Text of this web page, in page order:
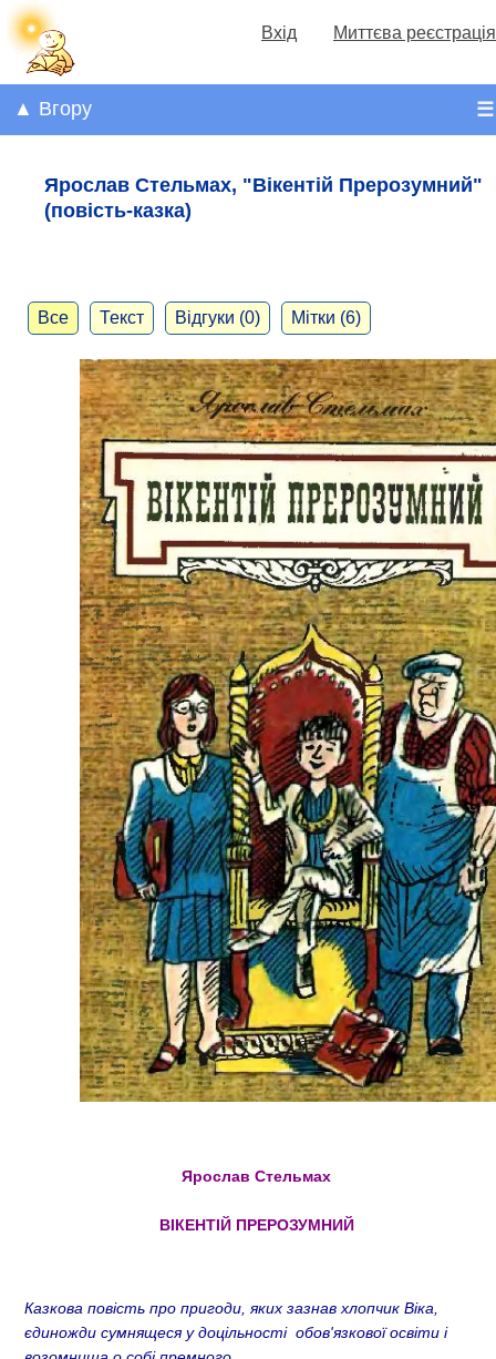
Вхід Миттєва реєстрація
☰
▲ Вгору
Ярослав Стельмах, "Вікентій Прерозумний"
(повість-казка)
Все Текст Відгуки (0) Мітки (6)
Ярослав Стельмах
ВІКЕНТІЙ ПРЕРОЗУМНИЙ
Казкова повість про пригоди, яких зазнав хлопчик Віка,
єдиножди сумнящеся у доцільності обов'язкової освіти і